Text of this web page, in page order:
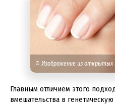
© Изображение из открытых
Главным отличием этого
вмешательства в генетическую